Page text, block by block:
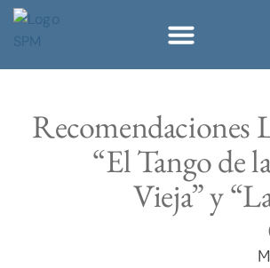
Recomendaciones
“El Tango de
Vieja” y